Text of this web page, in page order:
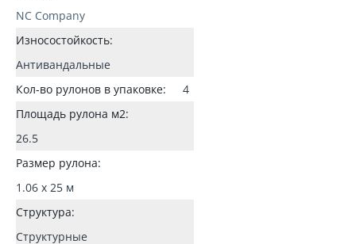
NC Company
Износостойкость:
Антивандальные
Кол-во рулонов в упаковке:
4
Площадь рулона м2:
26.5
Размер рулона:
1.06 x 25 м
Структура:
Структурные